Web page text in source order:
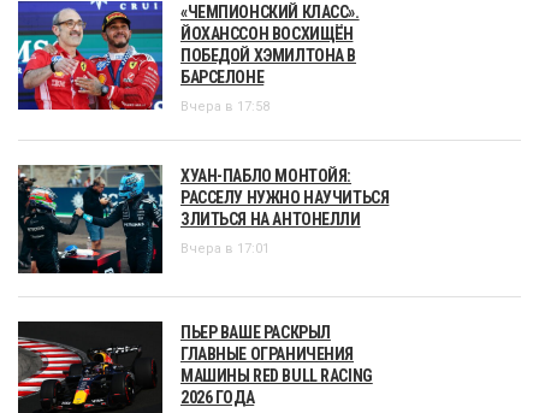
«ЧЕМПИОНСКИЙ КЛАСС».
ЙОХАНССОН ВОСХИЩЁН
ПОБЕДОЙ ХЭМИЛТОНА В
БАРСЕЛОНЕ
Вчера в 17:58
ХУАН-ПАБЛО МОНТОЙЯ:
РАССЕЛУ НУЖНО НАУЧИТЬСЯ
ЗЛИТЬСЯ НА АНТОНЕЛЛИ
Вчера в 17:01
ПЬЕР ВАШЕ РАСКРЫЛ
ГЛАВНЫЕ ОГРАНИЧЕНИЯ
МАШИНЫ RED BULL RACING
2026 ГОДА